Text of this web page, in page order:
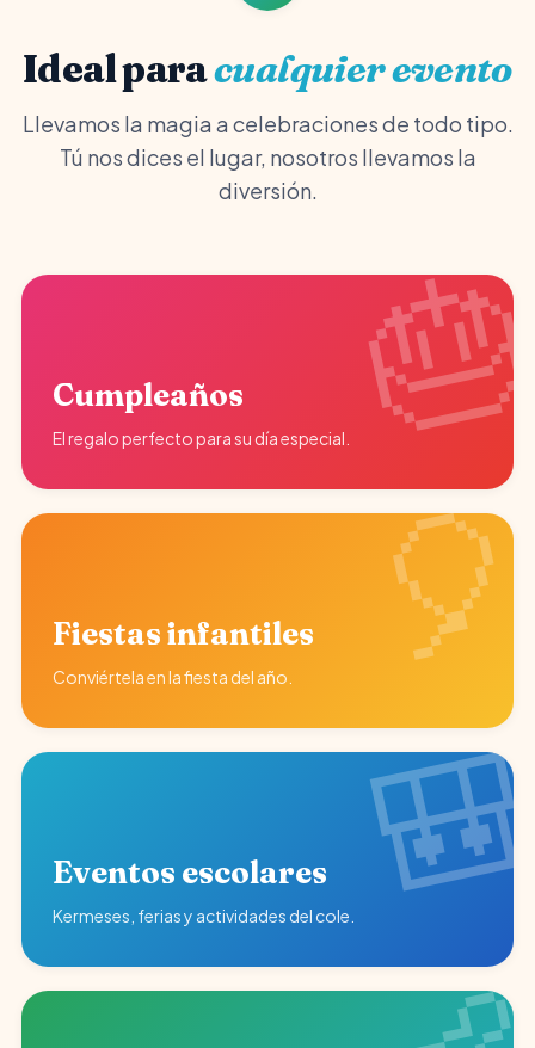
Ideal paracualquier evento
Llevamos la magia a celebraciones de todo tipo.
Tú nos dices el lugar, nosotros llevamos la
diversión.
Cumpleaños
El regalo perfecto para su día especial.
Fiestas infantiles
Conviértela en la fiesta del año.
Eventos escolares
Kermeses, ferias y actividades del cole.